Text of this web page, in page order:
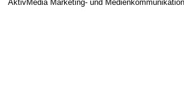
AktivMedia Marketing- und